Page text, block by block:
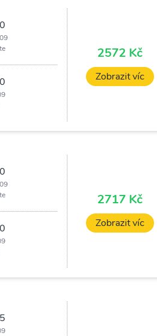
2572 Kč
Zobrazit víc
2717 Kč
Zobrazit víc